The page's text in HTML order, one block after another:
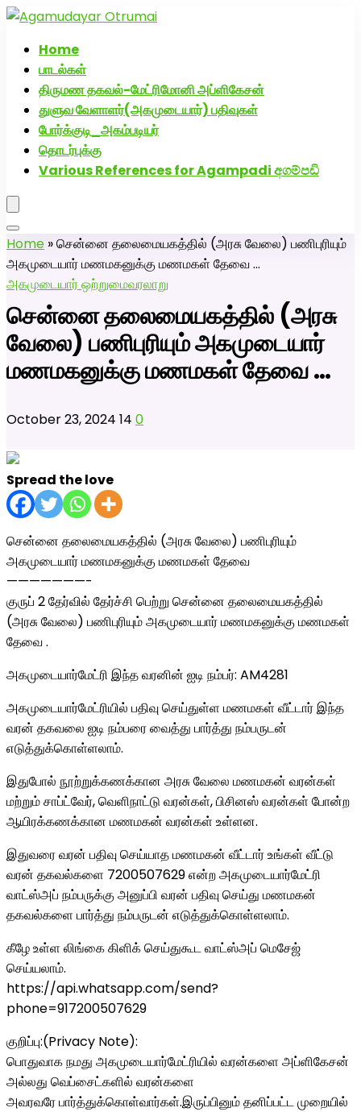
Home
பாடல்கள்
திருமண தகவல்-மேட்ரிமோனி அப்ளிகேசன்
துளுவ வேளாளர்(அகமுடையார்) பதிவுகள்
போர்க்குடி_அகம்படியர்
தொடர்புக்கு
Various References for Agampadi අගම්පඩි
Home »சென்னை தலைமையகத்தில் (அரசு வேலை) பணிபுரியும்
அகமுடையார் மணமகனுக்கு மணமகள் தேவை …
அகமுடையார் ஒற்றுமைவரலாறு
சென்னை தலைமையகத்தில் (அரசு
வேலை) பணிபுரியும் அகமுடையார்
மணமகனுக்கு மணமகள் தேவை …
October 23, 2024 14 0
Spread the love
சென்னை தலைமையகத்தில் (அரசு வேலை) பணிபுரியும்
அகமுடையார் மணமகனுக்கு மணமகள் தேவை
———————-
குருப் 2 தேர்வில் தேர்ச்சி பெற்று சென்னை தலைமையகத்தில்
(அரசு வேலை) பணிபுரியும் அகமுடையார் மணமகனுக்கு மணமகள்
தேவை .
அகமுடையார்மேட்ரி இந்த வரனின் ஐடி நம்பர்: AM4281
அகமுடையார்மேட்ரியில் பதிவு செய்துள்ள மணமகள் வீட்டார் இந்த
வரன் தகவலை ஐடி நம்பரை வைத்து பார்த்து நம்பருடன்
எடுத்துக்கொள்ளலாம்.
இதுபோல் நூற்றுக்கணக்கான அரசு வேலை மணமகன் வரன்கள்
மற்றும் சாப்ட்வேர், வெளிநாட்டு வரன்கள், பிசினஸ் வரன்கள் போன்ற
ஆயிரக்கணக்கான மணமகன் வரன்கள் உள்ளன.
இதுவரை வரன் பதிவு செய்யாத மணமகன் வீட்டார் உங்கள் வீட்டு
வரன் தகவல்களை 7200507629 என்ற அகமுடையார்மேட்ரி
வாட்ஸ்அப் நம்பருக்கு அனுப்பி வரன் பதிவு செய்து மணமகன்
தகவல்களை பார்த்து நம்பருடன் எடுத்துக்கொள்ளலாம்.
கீழே உள்ள லிங்கை கிளிக் செய்துகூட வாட்ஸ்அப் மெசேஜ்
செய்யலாம்.
https://api.whatsapp.com/send?
phone=917200507629
குறிப்பு:(Privacy Note):
பொதுவாக நமது அகமுடையார்மேட்ரியில் வரன்களை அப்ளிகேசன்
அல்லது வெப்சைட்களில் வரன்களை
அவரவரே பார்த்துக்கொள்வார்கள்.இருப்பினும் தனிப்பட்ட முறையில்
அகமுடையார் திருமண வரன்களுக்கு அகமுடையார்மேட்ரி-